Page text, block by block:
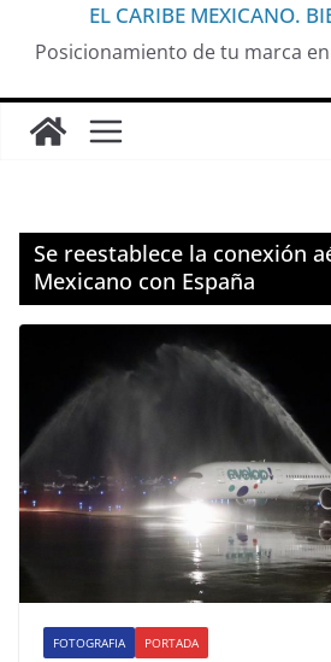
EL CARIBE MEXICANO.
Posicionamiento de tu marca
Se reestablece la conexión
Mexicano con España
FOTOGRAFIA PORTADA